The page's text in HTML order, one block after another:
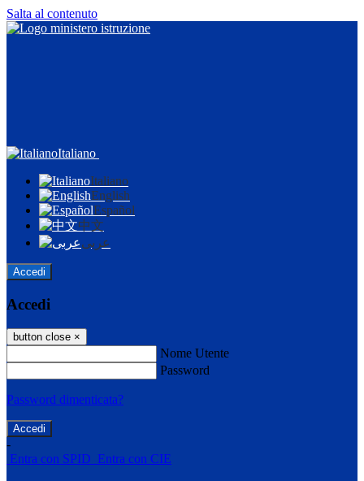
Salta al contenuto
Italiano
Italiano
English
Español
中文
عربى
Accedi
Accedi
button close ×
Nome Utente
Password
Password dimenticata?
-
Entra con SPID Entra con CIE